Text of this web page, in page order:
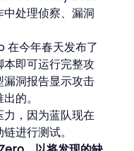
处理侦察、漏洞
今年春天发布了
即可运行完整攻
洞报告显示攻击
的。
，因为蓝队现在
进行测试。